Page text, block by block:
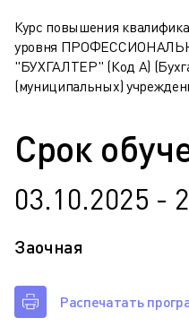
Курс повышения
уровня
"БУХГАЛТЕР" (Код А)
(муниципальных)
Срок
03.10.2025 -
Заочная
Распечатать